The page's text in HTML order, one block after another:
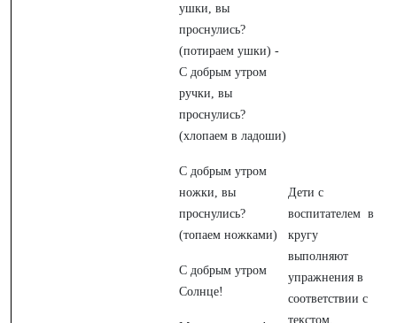
ушки, вы
проснулись?
(потираем ушки) -
С добрым утром
ручки, вы
проснулись?
(хлопаем в ладоши)
С добрым утром
ножки, вы
проснулись?
(топаем ножками)
С добрым утром
Солнце!
Дети с
воспитателем в
кругу
выполняют
упражнения в
соответствии с
текстом.